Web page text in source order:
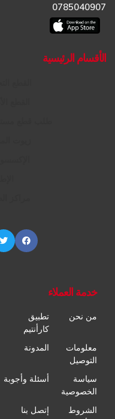
0785040907
الأقسام الرئيسية
خدمة العملاء
من نحن
تطبيق
كارأنتيم
معلومات
التوصيل
المدونة
سياسة
الخصوصية
أسئلة وأجوبة
الشروط
إتصل بنا